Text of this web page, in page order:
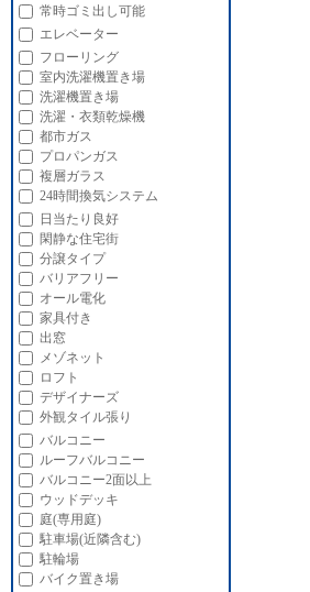
常時ゴミ出し可能
エレベーター
フローリング
室内洗濯機置き場
洗濯機置き場
洗濯・衣類乾燥機
都市ガス
プロパンガス
複層ガラス
24時間換気システム
日当たり良好
閑静な住宅街
分譲タイプ
バリアフリー
オール電化
家具付き
出窓
メゾネット
ロフト
デザイナーズ
外観タイル張り
バルコニー
ルーフバルコニー
バルコニー2面以上
ウッドデッキ
庭(専用庭)
駐車場(近隣含む)
駐輪場
バイク置き場